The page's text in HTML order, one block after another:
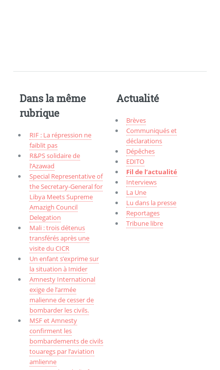
Dans la même
rubrique
RIF : La répression ne
faiblit pas
R&PS solidaire de
l’Azawad
Special Representative of
the Secretary-General for
Libya Meets Supreme
Amazigh Council
Delegation
Mali : trois détenus
transférés après une
visite du CICR
Un enfant s’exprime sur
la situation à Imider
Amnesty International
exige de l’armée
malienne de cesser de
bombarder les civils.
MSF et Amnesty
confirment les
bombardements de civils
touaregs par l’aviation
amlienne
Actualité
Brèves
Communiqués et
déclarations
Dépêches
EDITO
Fil de l’actualité
Interviews
La Une
Lu dans la presse
Reportages
Tribune libre